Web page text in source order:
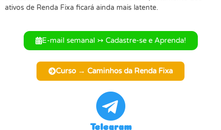
ativos de Renda Fixa ficará ainda mais latente.
E-mail semanal ↣ Cadastre-se e Aprenda!
Curso → Caminhos da Renda Fixa
Telegram